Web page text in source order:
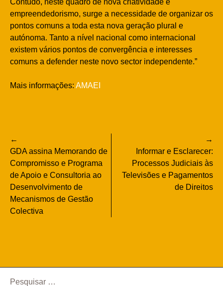
empreendedorismo, surge a necessidade de organizar os
pontos comuns a toda esta nova geração plural e
autónoma. Tanto a nível nacional como internacional
existem vários pontos de convergência e interesses
comuns a defender neste novo sector independente.”
Mais informações: AMAEI
Navegação
de
artigos
GDA assina Memorando de
Compromisso e Programa
de Apoio e Consultoria ao
Desenvolvimento de
Mecanismos de Gestão
Colectiva
Informar e Esclarecer:
Processos Judiciais às
Televisões e Pagamentos
de Direitos